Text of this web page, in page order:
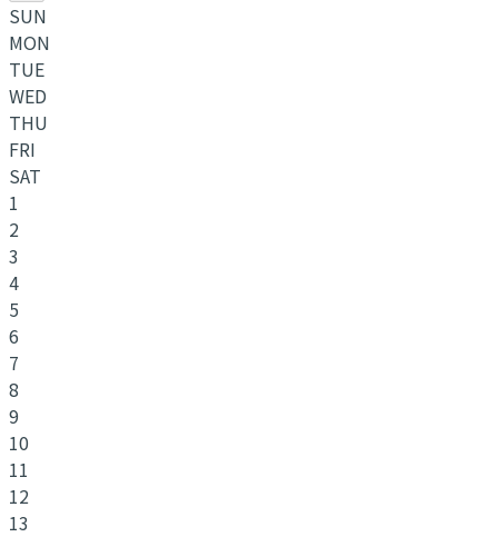
SUN
MON
TUE
WED
THU
FRI
SAT
1
2
3
4
5
6
7
8
9
10
11
12
13